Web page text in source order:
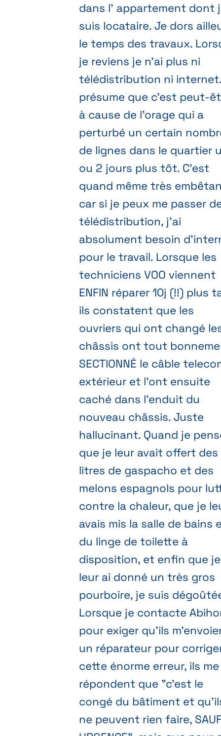
dans l' appartement dont
suis locataire. Je dors
le temps des travaux.
je reviens je n'ai plus ni
télédistribution ni
présume que c'est peut-
à cause de l'orage qui a
perturbé un certain
de lignes dans le quartier
ou 2 jours plus tôt. C'est
quand même très
car si je peux me passer
télédistribution, j'ai
absolument besoin
pour le travail. Lorsque les
techniciens VOO viennent
ENFIN réparer 10j (!!) plus
ils constatent que les
ouvriers qui ont changé
châssis ont tout
SECTIONNÉ le câble
extérieur et l'ont ensuite
caché dans l'enduit du
nouveau châssis. Juste
hallucinant. Quand je
que je leur avait offert des
litres de gaspacho et des
melons espagnols pour
contre la chaleur, que je
avais mis la salle de bains
du linge de toilette à
disposition, et enfin que je
leur ai donné un très gros
pourboire, je suis
Lorsque je contacte
pour exiger qu'ils
un réparateur pour
cette énorme erreur, ils me
répondent que "c'est le
congé du bâtiment et
ne peuvent rien faire,